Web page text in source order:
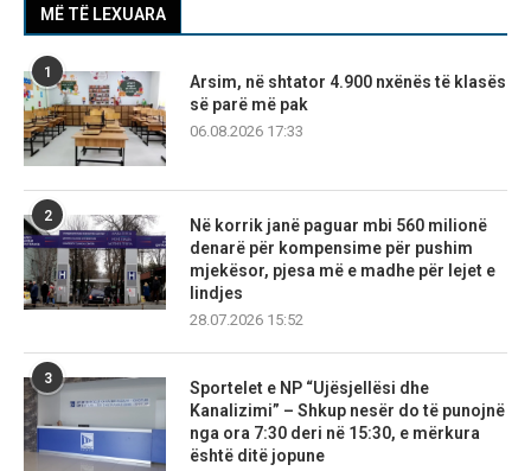
MË TË LEXUARA
1
Arsim, në shtator 4.900 nxënës të klasës
së parë më pak
06.08.2026 17:33
2
Në korrik janë paguar mbi 560 milionë
denarë për kompensime për pushim
mjekësor, pjesa më e madhe për lejet e
lindjes
28.07.2026 15:52
3
Sportelet e NP “Ujësjellësi dhe
Kanalizimi” – Shkup nesër do të punojnë
nga ora 7:30 deri në 15:30, e mërkura
është ditë jopune